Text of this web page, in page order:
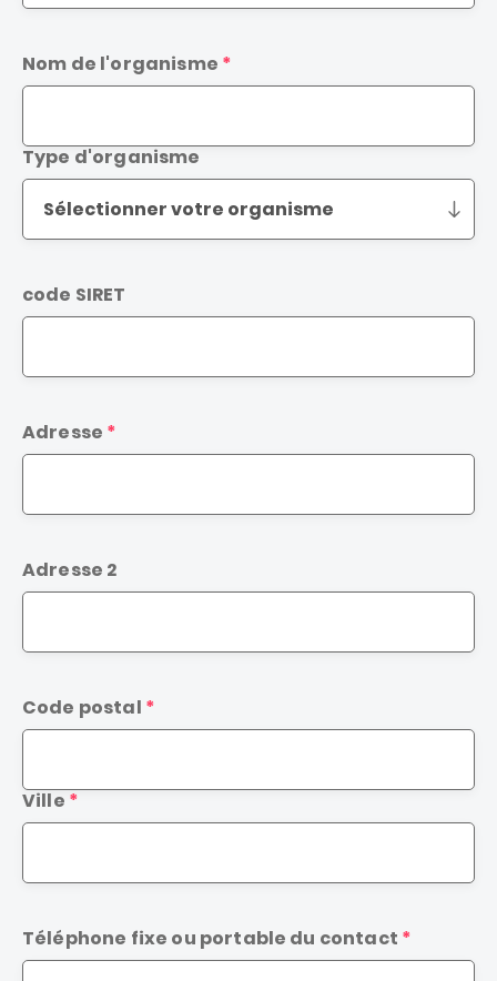
Nom de l'organisme
Type d'organisme
code SIRET
Adresse
Adresse 2
Code postal
Ville
Téléphone fixe ou portable du contact